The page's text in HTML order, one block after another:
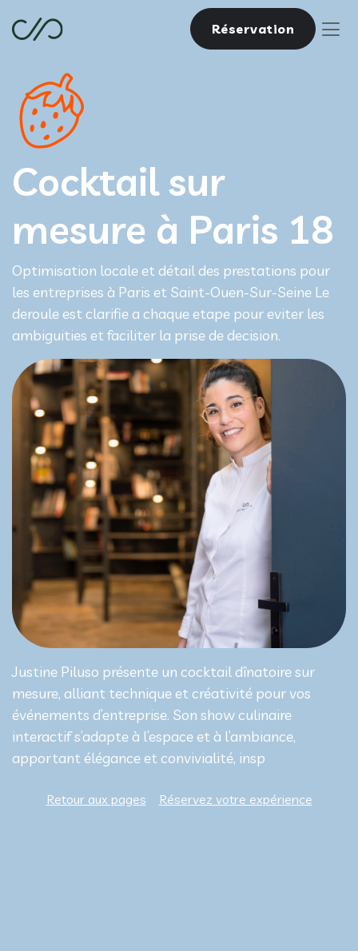
Réservation
Cocktail sur
mesure à Paris 18
Optimisation locale et détail des prestations pour
les entreprises à Paris et Saint-Ouen-Sur-Seine Le
deroule est clarifie a chaque etape pour eviter les
ambiguities et faciliter la prise de decision.
Justine Piluso présente un cocktail dînatoire sur
mesure, alliant technique et créativité pour vos
événements d’entreprise. Son show culinaire
interactif s’adapte à l’espace et à l’ambiance,
apportant élégance et convivialité, insp
Retour aux pages Réservez votre expérience